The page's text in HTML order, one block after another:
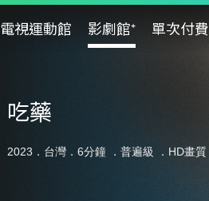
電視運動館 影劇館⁺ 單次付費
吃藥
2023．台灣．6分鐘 ． 普遍級 ．HD畫質